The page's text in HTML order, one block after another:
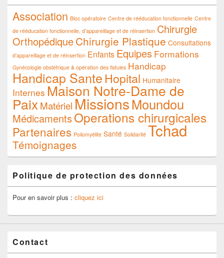
Association Bloc opératoire Centre de rééducation fonctionnelle Centre
de rééducation fonctionnelle, d’appareillage et de réinsertion Chirurgie
OrthopédiqueChirurgie Plastique Consultations
d’appareillage et de réinsertion Enfants Equipes Formations
Gynécologie obstétrique & opération des fistules Handicap
Handicap Sante Hopital Humanitaire
Internes Maison Notre-Dame de
PaixMatériel MissionsMoundou
MédicamentsOperations chirurgicales
Partenaires Poliomyélite Santé Solidarité Tchad
Témoignages
Politique de protection des données
Pour en savoir plus : cliquez ici
Contact